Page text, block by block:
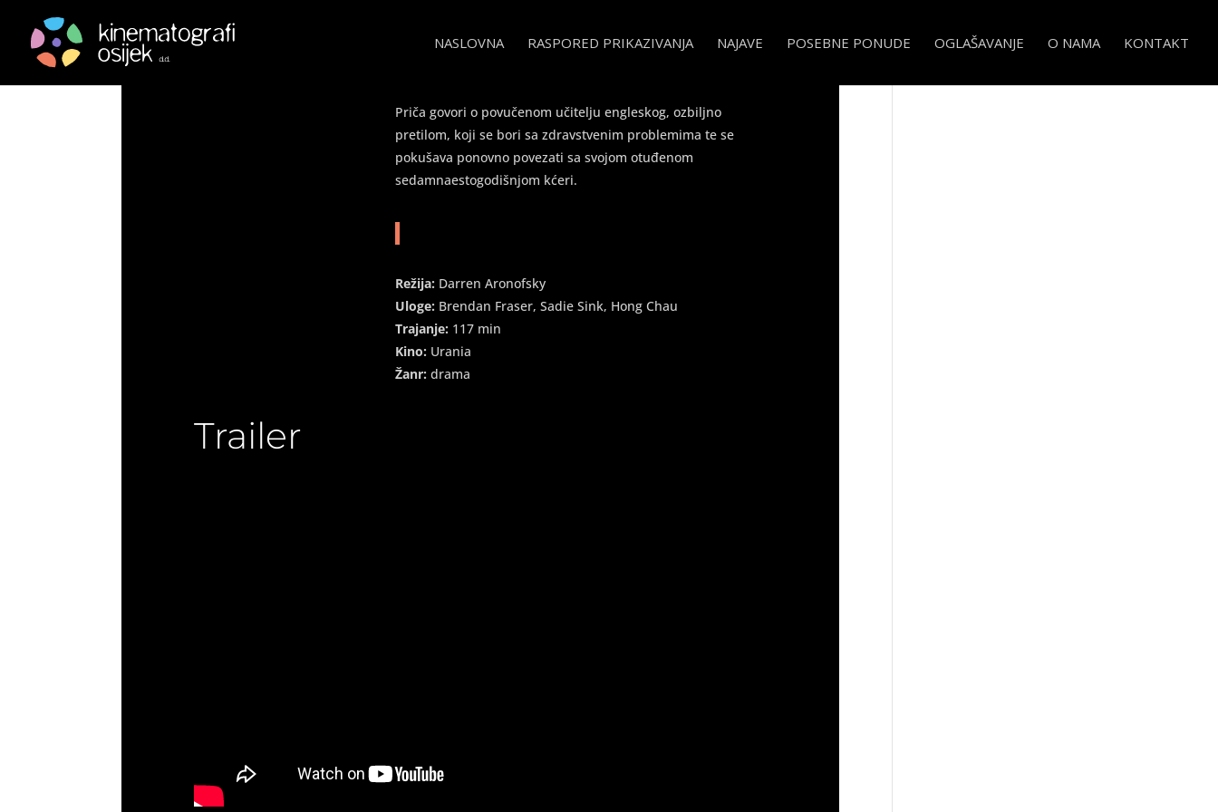
NASLOVNA RASPORED PRIKAZIVANJA NAJAVE POSEBNE PONUDE OGLAŠAVANJE O NAMA KONTAKT
Kit – The Whale
Priča govori o povučenom učitelju engleskog, ozbiljno
pretilom, koji se bori sa zdravstvenim problemima te se
pokušava ponovno povezati sa svojom otuđenom
sedamnaestogodišnjom kćeri.
Režija: Darren Aronofsky
Uloge: Brendan Fraser, Sadie Sink, Hong Chau
Trajanje: 117 min
Kino: Urania
Žanr: drama
Trailer